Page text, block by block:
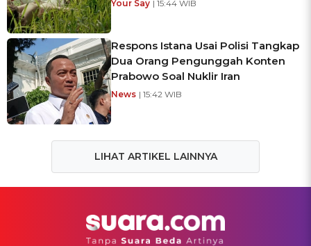
Your Say | 15:44 WIB
Respons Istana Usai Polisi Tangkap
Dua Orang Pengunggah Konten
Prabowo Soal Nuklir Iran
News | 15:42 WIB
LIHAT ARTIKEL LAINNYA